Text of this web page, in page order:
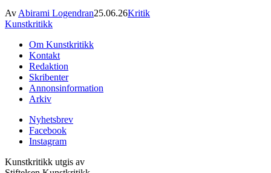
Av Abirami Logendran25.06.26Kritik
Kunstkritikk
Om Kunstkritikk
Kontakt
Redaktion
Skribenter
Annonsinformation
Arkiv
Nyhetsbrev
Facebook
Instagram
Kunstkritikk utgis av